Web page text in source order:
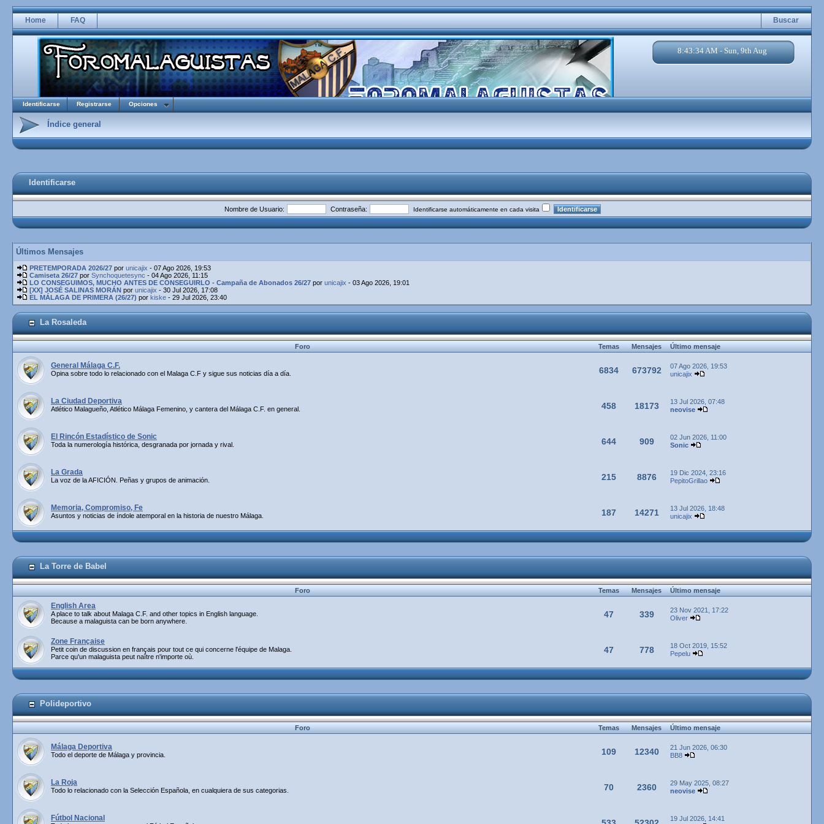
Home FAQ Buscar
8:43:35 AM - Sun, 9th Aug
Identificarse Registrarse Opciones
Índice general
Identificarse
Nombre de Usuario: Contraseña: Identificarse automáticamente en cada visita
Últimos Mensajes
PRETEMPORADA 2026/27 por unicajix - 07 Ago 2026, 19:53
Camiseta 26/27 por Synchoquetesync - 04 Ago 2026, 11:15
LO CONSEGUIMOS, MUCHO ANTES DE CONSEGUIRLO - Campaña de Abonados 26/27 por unicajix - 03 Ago 2026, 19:01
[XX] JOSÉ SALINAS MORÁN por unicajix - 30 Jul 2026, 17:08
EL MÁLAGA DE PRIMERA (26/27) por kiske - 29 Jul 2026, 23:40
La Rosaleda
Foro TemasMensajesÚltimo mensaje
General Málaga C.F.
Opina sobre todo lo relacionado con el Malaga C.F y sigue sus noticias día a día. 6834 673792
07 Ago 2026, 19:53
unicajix
La Ciudad Deportiva
Atlético Malagueño, Atlético Málaga Femenino, y cantera del Málaga C.F. en general. 458 18173
13 Jul 2026, 07:48
neovise
El Rincón Estadístico de Sonic
Toda la numerología histórica, desgranada por jornada y rival. 644 909
02 Jun 2026, 11:00
Sonic
La Grada
La voz de la AFICIÓN. Peñas y grupos de animación. 215 8876
19 Dic 2024, 23:16
PepitoGrillao
Memoria, Compromiso, Fe
Asuntos y noticias de índole atemporal en la historia de nuestro Málaga. 187 14271
13 Jul 2026, 18:48
unicajix
La Torre de Babel
Foro TemasMensajesÚltimo mensaje
English Area
A place to talk about Malaga C.F. and other topics in English language.
Because a malaguista can be born anywhere.
47 339
23 Nov 2021, 17:22
Oliver
Zone Française
Petit coin de discussion en français pour tout ce qui concerne l'équipe de Malaga.
Parce qu'un malaguista peut naître n'importe où.
47 778
18 Oct 2019, 15:52
Pepelu
Polideportivo
Foro TemasMensajesÚltimo mensaje
Málaga Deportiva
Todo el deporte de Málaga y provincia. 109 12340
21 Jun 2026, 06:30
BB8
La Roja
Todo lo relacionado con la Selección Española, en cualquiera de sus categorias. 70 2360
29 May 2025, 08:27
neovise
Fútbol Nacional
19 Jul 2026, 14:41